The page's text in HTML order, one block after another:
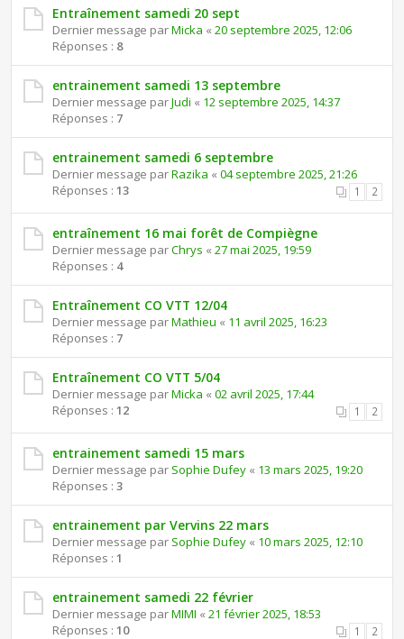
Entraînement samedi 20 sept
Dernier message parMicka « 20 septembre 2025, 12:06
Réponses : 8
entrainement samedi 13 septembre
Dernier message parJudi « 12 septembre 2025, 14:37
Réponses : 7
entrainement samedi 6 septembre
Dernier message parRazika « 04 septembre 2025, 21:26
Réponses : 13 1 2
entraînement 16 mai forêt de Compiègne
Dernier message parChrys « 27 mai 2025, 19:59
Réponses : 4
Entraînement CO VTT 12/04
Dernier message parMathieu « 11 avril 2025, 16:23
Réponses : 7
Entraînement CO VTT 5/04
Dernier message parMicka « 02 avril 2025, 17:44
Réponses : 12 1 2
entrainement samedi 15 mars
Dernier message par Sophie Dufey « 13 mars 2025, 19:20
Réponses : 3
entrainement par Vervins 22 mars
Dernier message par Sophie Dufey « 10 mars 2025, 12:10
Réponses : 1
entrainement samedi 22 février
Dernier message parMIMI « 21 février 2025, 18:53
Réponses : 10 1 2